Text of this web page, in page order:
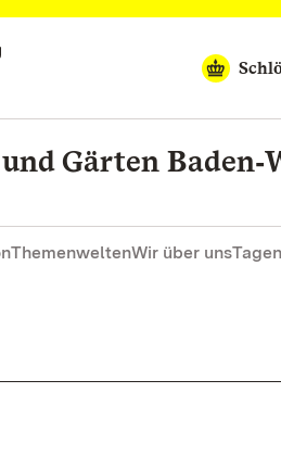
Gärten
ThemenweltenWir über uns